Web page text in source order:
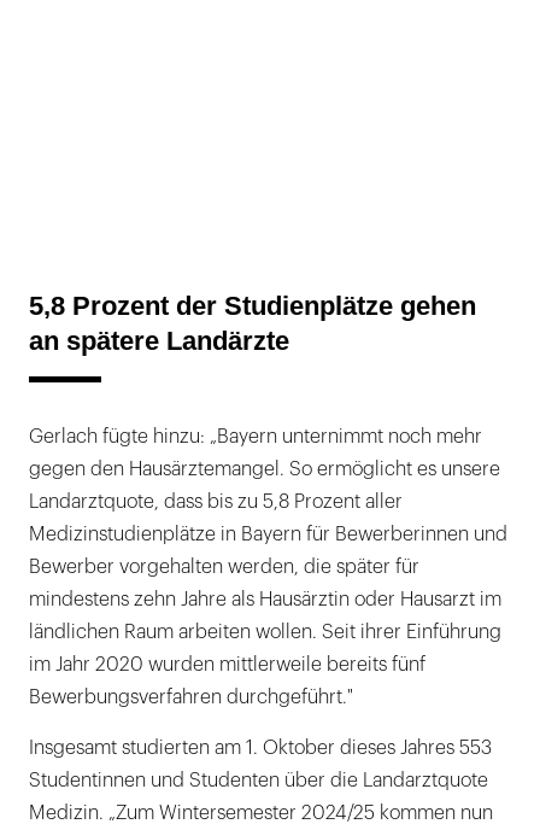
5,8 Prozent der Studienplätze gehen
an spätere Landärzte
Gerlach fügte hinzu: „Bayern unternimmt noch mehr
gegen den Hausärztemangel. So ermöglicht es unsere
Landarztquote, dass bis zu 5,8 Prozent aller
Medizinstudienplätze in Bayern für Bewerberinnen und
Bewerber vorgehalten werden, die später für
mindestens zehn Jahre als Hausärztin oder Hausarzt im
ländlichen Raum arbeiten wollen. Seit ihrer Einführung
im Jahr 2020 wurden mittlerweile bereits fünf
Bewerbungsverfahren durchgeführt."
Insgesamt studierten am 1. Oktober dieses Jahres 553
Studentinnen und Studenten über die Landarztquote
Medizin. „Zum Wintersemester 2024/25 kommen nun